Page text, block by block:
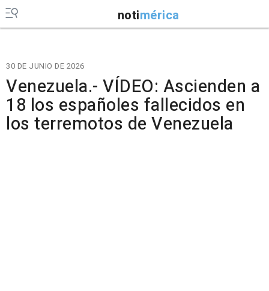
notimérica
30 DE JUNIO DE 2026
Venezuela.- VÍDEO: Ascienden a
18 los españoles fallecidos en
los terremotos de Venezuela